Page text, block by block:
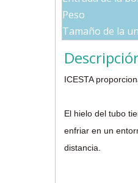
Peso
Tamaño de la
ICESTA
El hielo del tubo
enfriar en un
distancia.